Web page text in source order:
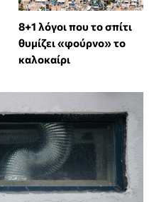
8+1 λόγοι που το σπίτι
θυμίζει «φούρνο» το
καλοκαίρι